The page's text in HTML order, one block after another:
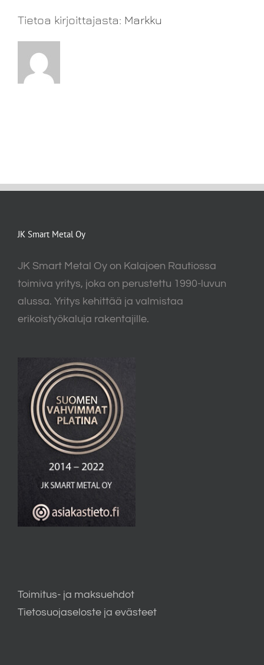
Tietoa kirjoittajasta: Markku
JK Smart Metal Oy
JK Smart Metal Oy on Kalajoen Rautiossa
toimiva yritys, joka on perustettu 1990-luvun
alussa. Yritys kehittää ja valmistaa
erikoistyökaluja rakentajille.
Toimitus- ja maksuehdot
Tietosuojaseloste ja evästeet